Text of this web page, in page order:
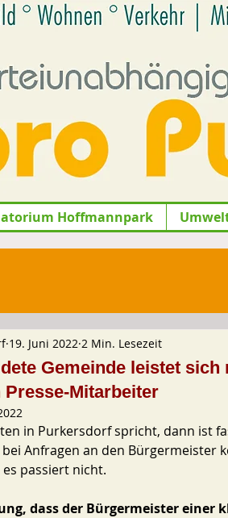
Hoffmannpark
Gemeinde leistet
Presse-Mitarbeiter
19. Juni 2022 2 Min. Lesezeit
in Purkersdorf spricht, dann ist
Anfragen an den Bürgermeister
passiert nicht.
dass der Bürgermeister einer